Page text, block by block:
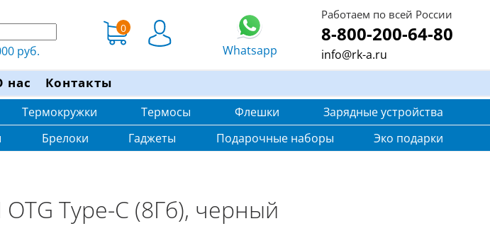
руб.
0
Whatsapp
Работаем по всей России
8-800-200-64-80
info@rk-a.ru
нас Контакты
Термокружки Термосы Флешки
Зарядные устройства
Брелоки Гаджеты Подарочные наборы Эко подарки
OTG Type-C (8Гб), черный